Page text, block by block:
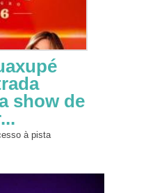
show de
à pista